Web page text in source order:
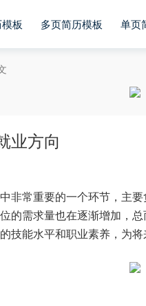
板 多页简历模板 单页
业方向
非常重要的一个环节，主
的需求量也在逐渐增加，
技能水平和职业素养，为将